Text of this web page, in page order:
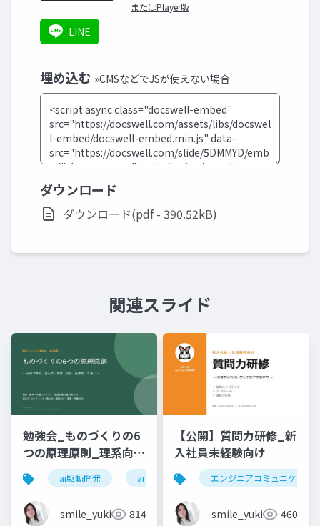
またはPlayer版
LINE
埋め込む »CMSなどでJSが使えない場合
ダウンロード
ダウンロード(pdf - 390.52kB)
関連スライド
勉強会_ものづくりの6
つの原理原則_理系向け
6時間_2026_05_24_
石黒友季子
ai駆動開発 ai
smile_yukiko_it814
【公開】質問力研修_新
入社員未経験向け
エンジニアコミュニケーシ
smile_yukiko_it460